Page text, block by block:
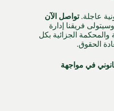
عاجلة.تواصل الآن
فريقنا إدارة
والمحكمة الجزائية بكل
الحقوق.
في مواجهة